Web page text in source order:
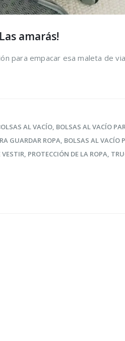
amarás!
para empacar esa maleta de
AL VACÍO, BOLSAS AL VACÍO
GUARDAR ROPA, BOLSAS AL VACÍO
VESTIR, PROTECCIÓN DE LA ROPA,